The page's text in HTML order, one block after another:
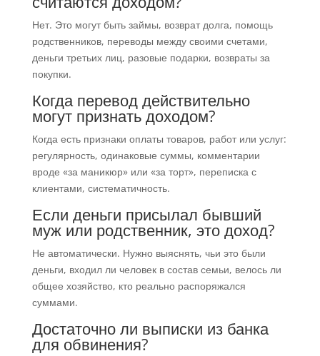
Нет. Это могут быть займы, возврат долга, помощь
родственников, переводы между своими счетами,
деньги третьих лиц, разовые подарки, возвраты за
покупки.
Когда перевод действительно
могут признать доходом?
Когда есть признаки оплаты товаров, работ или услуг:
регулярность, одинаковые суммы, комментарии
вроде «за маникюр» или «за торт», переписка с
клиентами, систематичность.
Если деньги присылал бывший
муж или родственник, это доход?
Не автоматически. Нужно выяснять, чьи это были
деньги, входил ли человек в состав семьи, велось ли
общее хозяйство, кто реально распоряжался
суммами.
Достаточно ли выписки из банка
для обвинения?